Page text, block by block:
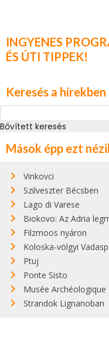
INGYENES
ÉS ÚTI TIPPEK!
Keresés a hírekben
Bővített keresés
Mások épp ezt
Vinkovci
Szilveszter Bécsben
Lago di Varese
Biokovo: Az Adria
Filzmoos nyáron
Koloska-völgyi
Ptuj
Ponte Sisto
Musée
Strandok Lignanoban